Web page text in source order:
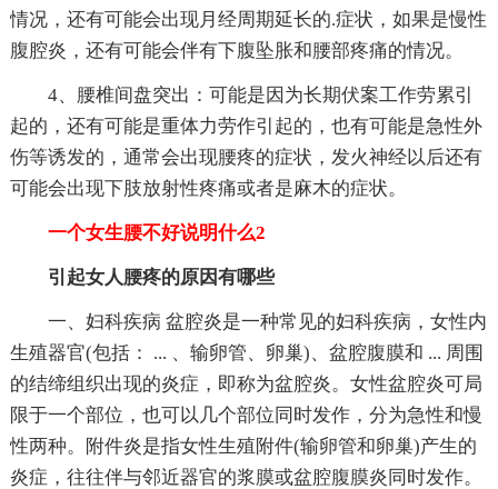
情况，还有可能会出现月经周期延长的.症状，如果是慢性
腹腔炎，还有可能会伴有下腹坠胀和腰部疼痛的情况。
4、腰椎间盘突出：可能是因为长期伏案工作劳累引
起的，还有可能是重体力劳作引起的，也有可能是急性外
伤等诱发的，通常会出现腰疼的症状，发火神经以后还有
可能会出现下肢放射性疼痛或者是麻木的症状。
一个女生腰不好说明什么2
引起女人腰疼的原因有哪些
一、妇科疾病 盆腔炎是一种常见的妇科疾病，女性内
生殖器官(包括： ... 、输卵管、卵巢)、盆腔腹膜和 ... 周围
的结缔组织出现的炎症，即称为盆腔炎。女性盆腔炎可局
限于一个部位，也可以几个部位同时发作，分为急性和慢
性两种。附件炎是指女性生殖附件(输卵管和卵巢)产生的
炎症，往往伴与邻近器官的浆膜或盆腔腹膜炎同时发作。